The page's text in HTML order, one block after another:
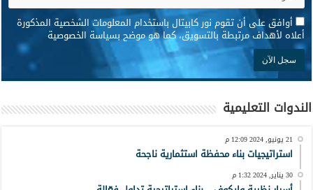
* أوافق على أن تقوم نور كابيتال باستخدام المعلومات الشخصية المذكورة
أعلاه لأهداف مرتبطة بالتسويق، كما هو موضح بسياسة الخصوصية
الندوات التعليمية
21 يونيو, 2024 12:09 م
استراتيجيات بناء محفظة استثمارية ناجحة
30 يناير, 2024 1:32 م